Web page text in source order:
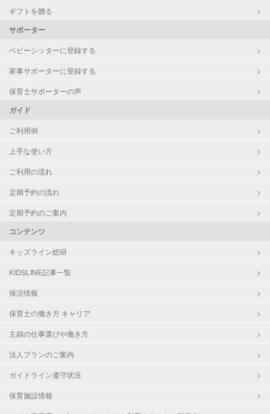
ギフトを贈る
サポーター
ベビーシッターに登録する
家事サポーターに登録する
保育士サポーターの声
ガイド
ご利用例
上手な使い方
ご利用の流れ
定期予約の流れ
定期予約のご案内
コンテンツ
キッズライン総研
KIDSLINE記事一覧
保活情報
保育士の働き方 キャリア
主婦の仕事選びや働き方
法人プランのご案内
ガイドライン遵守状況
保育施設情報